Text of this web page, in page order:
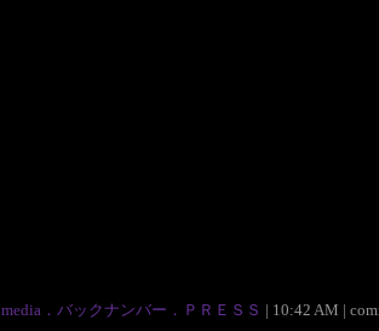
media．バックナンバー．ＰＲＥＳＳ | 10:42 AM |